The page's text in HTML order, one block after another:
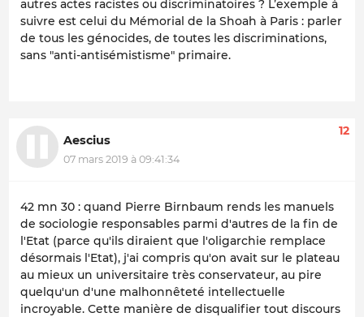
autres actes racistes ou discriminatoires ? L’exemple à
suivre est celui du Mémorial de la Shoah à Paris : parler
de tous les génocides, de toutes les discriminations,
sans "anti-antisémistisme" primaire.
Aescius
07 mars 2019 à 09:41:34
12
42 mn 30 : quand Pierre Birnbaum rends les manuels
de sociologie responsables parmi d'autres de la fin de
l'Etat (parce qu'ils diraient que l'oligarchie remplace
désormais l'Etat), j'ai compris qu'on avait sur le plateau
au mieux un universitaire très conservateur, au pire
quelqu'un d'une malhonnêteté intellectuelle
incroyable. Cette manière de disqualifier tout discours